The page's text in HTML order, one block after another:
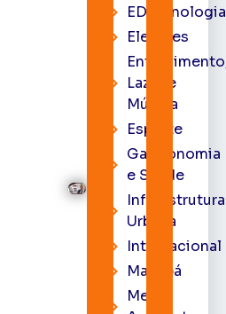
EDtecnologia
Eleições
Lazer e
Música
Esporte
Gastronomia
e Saúde
Infraestrutura
Urbana
Internacional
Macapá
Meio